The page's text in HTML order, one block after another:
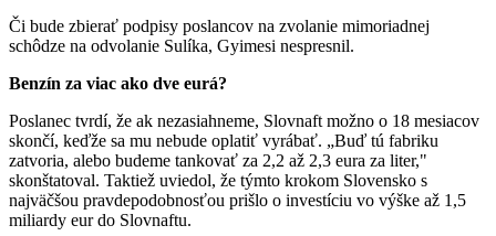
Či bude zbierať podpisy poslancov na zvolanie mimoriadnej
schôdze na odvolanie Sulíka, Gyimesi nespresnil.
Benzín za viac ako dve eurá?
Poslanec tvrdí, že ak nezasiahneme, Slovnaft možno o 18 mesiacov
skončí, keďže sa mu nebude oplatiť vyrábať. „Buď tú fabriku
zatvoria, alebo budeme tankovať za 2,2 až 2,3 eura za liter,"
skonštatoval. Taktiež uviedol, že týmto krokom Slovensko s
najväčšou pravdepodobnosťou prišlo o investíciu vo výške až 1,5
miliardy eur do Slovnaftu.